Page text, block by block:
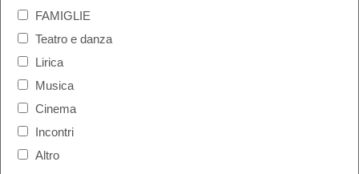
FAMIGLIE
Teatro e danza
Lirica
Musica
Cinema
Incontri
Altro